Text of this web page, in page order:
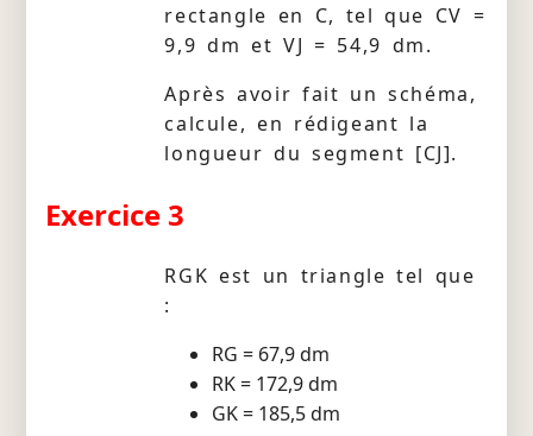
rectangle en C, tel que CV =
9,9 dm et VJ = 54,9 dm.
Après avoir fait un schéma,
calcule, en rédigeant la
longueur du segment [CJ].
Exercice 3
RGK est un triangle tel que
:
RG = 67,9 dm
RK = 172,9 dm
GK = 185,5 dm